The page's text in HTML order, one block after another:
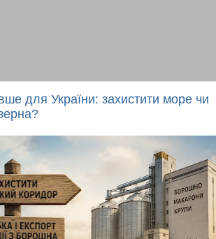
для України: захистити море чи